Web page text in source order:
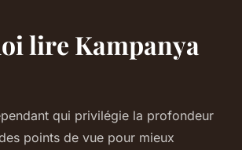
lire Kampanya
qui privilégie la profondeur
points de vue pour mieux